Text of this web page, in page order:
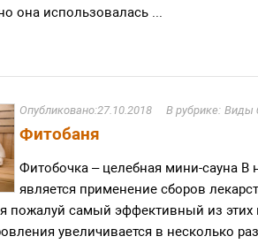
она использовалась ...
27.10.2018 Виды
Фитобаня
Фитобочка – целебная мини-сауна
является применение сборов
пожалуй самый эффективный из
увеличивается в несколько